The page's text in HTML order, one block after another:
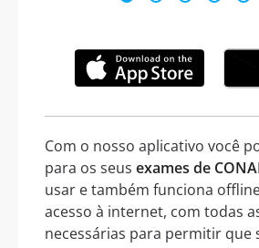
Com o nosso aplicativo você
para os seus exames de
usar e também funciona
acesso à internet, com todas
necessárias para permitir que